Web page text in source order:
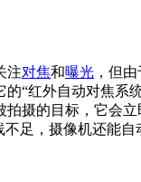
注对焦和曝光 ，但
“红外自动对焦
摄的目标，它会
足，摄像机还能